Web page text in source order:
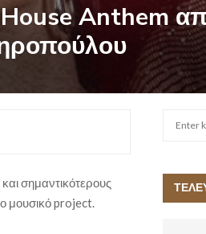
Anthem
σημαντικότερους
μουσικό project.
h